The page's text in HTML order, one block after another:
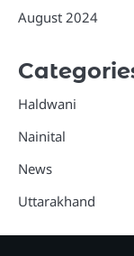
August 2024
Haldwani
Nainital
News
Uttarakhand